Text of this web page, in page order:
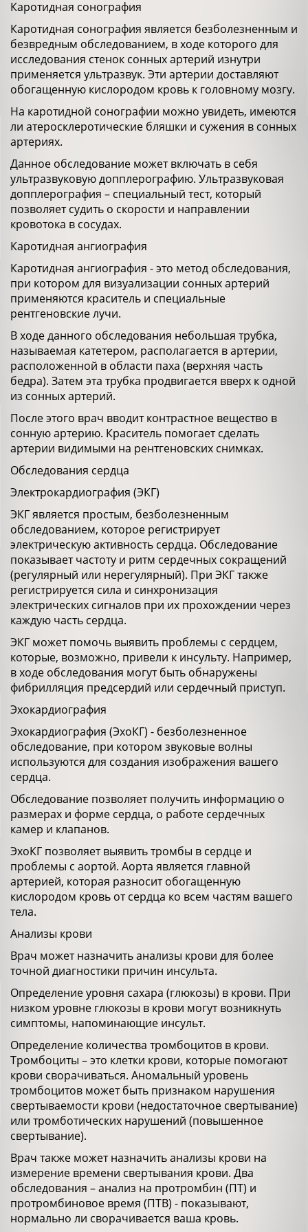
Каротидная сонография
Каротидная сонография является безболезненным и
безвредным обследованием, в ходе которого для
исследования стенок сонных артерий изнутри
применяется ультразвук. Эти артерии доставляют
обогащенную кислородом кровь к головному мозгу.
На каротидной сонографии можно увидеть, имеются
ли атеросклеротические бляшки и сужения в сонных
артериях.
Данное обследование может включать в себя
ультразвуковую допплерографию. Ультразвуковая
допплерография – специальный тест, который
позволяет судить о скорости и направлении
кровотока в сосудах.
Каротидная ангиография
Каротидная ангиография - это метод обследования,
при котором для визуализации сонных артерий
применяются краситель и специальные
рентгеновские лучи.
В ходе данного обследования небольшая трубка,
называемая катетером, располагается в артерии,
расположенной в области паха (верхняя часть
бедра). Затем эта трубка продвигается вверх к одной
из сонных артерий.
После этого врач вводит контрастное вещество в
сонную артерию. Краситель помогает сделать
артерии видимыми на рентгеновских снимках.
Обследования сердца
Электрокардиография (ЭКГ)
ЭКГ является простым, безболезненным
обследованием, которое регистрирует
электрическую активность сердца. Обследование
показывает частоту и ритм сердечных сокращений
(регулярный или нерегулярный). При ЭКГ также
регистрируется сила и синхронизация
электрических сигналов при их прохождении через
каждую часть сердца.
ЭКГ может помочь выявить проблемы с сердцем,
которые, возможно, привели к инсульту. Например,
в ходе обследования могут быть обнаружены
фибрилляция предсердий или сердечный приступ.
Эхокардиография
Эхокардиография (ЭхоКГ) - безболезненное
обследование, при котором звуковые волны
используются для создания изображения вашего
сердца.
Обследование позволяет получить информацию о
размерах и форме сердца, о работе сердечных
камер и клапанов.
ЭхоКГ позволяет выявить тромбы в сердце и
проблемы с аортой. Аорта является главной
артерией, которая разносит обогащенную
кислородом кровь от сердца ко всем частям вашего
тела.
Анализы крови
Врач может назначить анализы крови для более
точной диагностики причин инсульта.
Определение уровня сахара (глюкозы) в крови. При
низком уровне глюкозы в крови могут возникнуть
симптомы, напоминающие инсульт.
Определение количества тромбоцитов в крови.
Тромбоциты – это клетки крови, которые помогают
крови сворачиваться. Аномальный уровень
тромбоцитов может быть признаком нарушения
свертываемости крови (недостаточное свертывание)
или тромботических нарушений (повышенное
свертывание).
Врач также может назначить анализы крови на
измерение времени свертывания крови. Два
обследования – анализ на протромбин (ПТ) и
протромбиновое время (ПТВ) - показывают,
нормально ли сворачивается ваша кровь.